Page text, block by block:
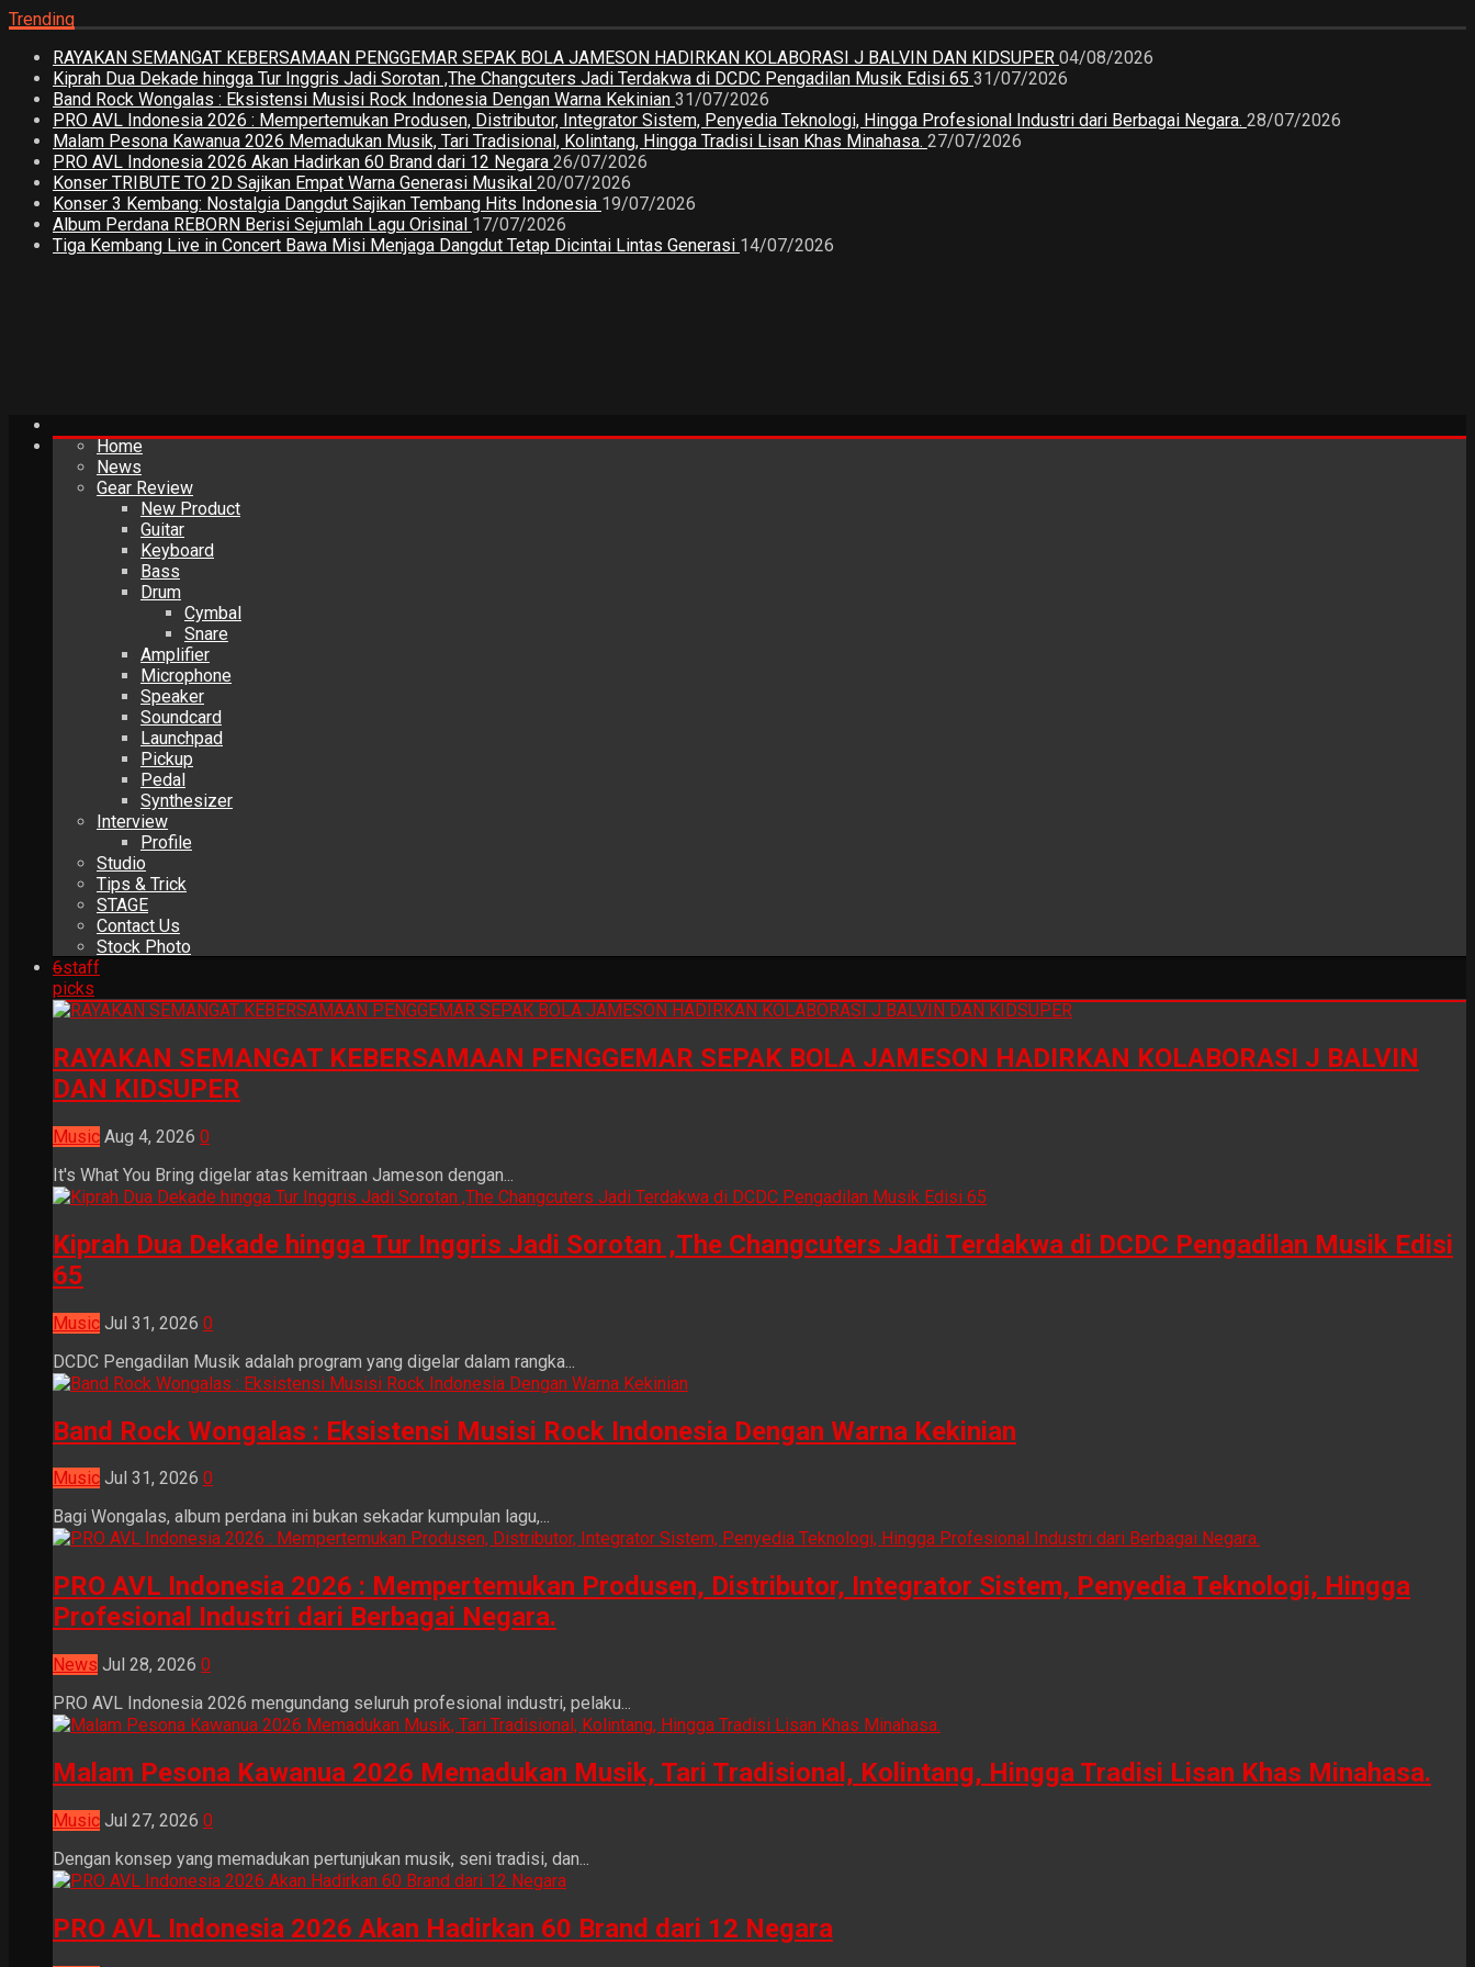
Trending
RAYAKAN SEMANGAT KEBERSAMAAN PENGGEMAR SEPAK BOLA JAMESON HADIRKAN KOLABORASI J BALVIN DAN KIDSUPER 04/08/2026
Kiprah Dua Dekade hingga Tur Inggris Jadi Sorotan ,The Changcuters Jadi Terdakwa di DCDC Pengadilan Musik Edisi 65 31/07/2026
Band Rock Wongalas : Eksistensi Musisi Rock Indonesia Dengan Warna Kekinian 31/07/2026
PRO AVL Indonesia 2026 : Mempertemukan Produsen, Distributor, Integrator Sistem, Penyedia Teknologi, Hingga Profesional Industri dari Berbagai Negara. 28/07/2026
Malam Pesona Kawanua 2026 Memadukan Musik, Tari Tradisional, Kolintang, Hingga Tradisi Lisan Khas Minahasa. 27/07/2026
PRO AVL Indonesia 2026 Akan Hadirkan 60 Brand dari 12 Negara 26/07/2026
Konser TRIBUTE TO 2D Sajikan Empat Warna Generasi Musikal 20/07/2026
Konser 3 Kembang: Nostalgia Dangdut Sajikan Tembang Hits Indonesia 19/07/2026
Album Perdana REBORN Berisi Sejumlah Lagu Orisinal 17/07/2026
Tiga Kembang Live in Concert Bawa Misi Menjaga Dangdut Tetap Dicintai Lintas Generasi 14/07/2026
Home
News
Gear Review
New Product
Guitar
Keyboard
Bass
Drum
Cymbal
Snare
Amplifier
Microphone
Speaker
Soundcard
Launchpad
Pickup
Pedal
Synthesizer
Interview
Profile
Studio
Tips & Trick
STAGE
Contact Us
Stock Photo
6staff
picks
RAYAKAN SEMANGAT KEBERSAMAAN PENGGEMAR SEPAK BOLA JAMESON HADIRKAN KOLABORASI J BALVIN
DAN KIDSUPER
Music Aug 4, 2026 0
It's What You Bring digelar atas kemitraan Jameson dengan...
Kiprah Dua Dekade hingga Tur Inggris Jadi Sorotan ,The Changcuters Jadi Terdakwa di DCDC Pengadilan Musik Edisi
65
Music Jul 31, 2026 0
DCDC Pengadilan Musik adalah program yang digelar dalam rangka...
Band Rock Wongalas : Eksistensi Musisi Rock Indonesia Dengan Warna Kekinian
Music Jul 31, 2026 0
Bagi Wongalas, album perdana ini bukan sekadar kumpulan lagu,...
PRO AVL Indonesia 2026 : Mempertemukan Produsen, Distributor, Integrator Sistem, Penyedia Teknologi, Hingga
Profesional Industri dari Berbagai Negara.
News Jul 28, 2026 0
PRO AVL Indonesia 2026 mengundang seluruh profesional industri, pelaku...
Malam Pesona Kawanua 2026 Memadukan Musik, Tari Tradisional, Kolintang, Hingga Tradisi Lisan Khas Minahasa.
Music Jul 27, 2026 0
Dengan konsep yang memadukan pertunjukan musik, seni tradisi, dan...
PRO AVL Indonesia 2026 Akan Hadirkan 60 Brand dari 12 Negara